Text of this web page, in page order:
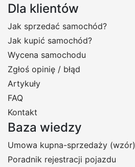
Dla klientów
Jak sprzedać samochód?
Jak kupić samochód?
Wycena samochodu
Zgłoś opinię / błąd
Artykuły
FAQ
Kontakt
Baza wiedzy
Umowa kupna-sprzedaży (wzór)
Poradnik rejestracji pojazdu